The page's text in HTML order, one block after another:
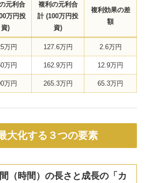
元利合
万円投
資)
複利の元利合
計 (100万円投
資)
複利効果の差
額
万円 127.6万円 2.6万円
万円 162.9万円 12.9万円
万円 265.3万円 65.3万円
大化する３つの要素
（時間）の長さと成長の「カ